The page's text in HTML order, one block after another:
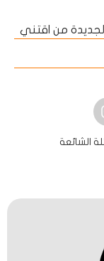
من اقتني
الشائعة